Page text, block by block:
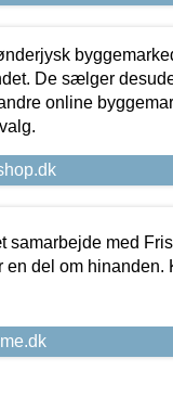
De sælger
online
samarbejde med
en del om hinanden.